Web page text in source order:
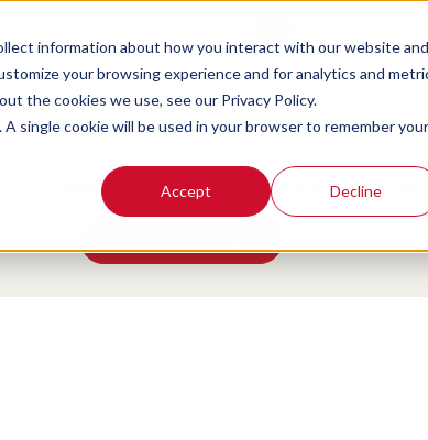
information about how you interact with our website and
your browsing experience and for analytics and
the cookies we use, see our Privacy Policy.
single cookie will be used in your browser to remember your
Accept Decline
: une plateforme complète